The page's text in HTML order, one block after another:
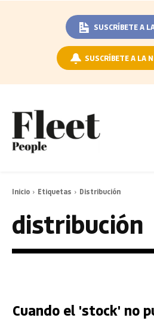
SUSCRÍBETE A
SUSCRÍBETE A LA
Inicio Etiquetas Distribución
distribución
Cuando el 'stock' no